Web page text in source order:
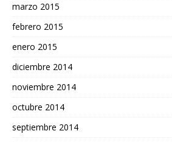
marzo 2015
febrero 2015
enero 2015
diciembre 2014
noviembre 2014
octubre 2014
septiembre 2014